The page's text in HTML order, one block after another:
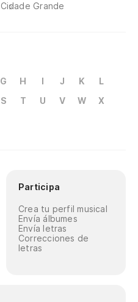
Cidade Grande
G H I J K
L
S T U V W
X
Participa
Crea tu perfil musical
Envía álbumes
Envía letras
Correcciones de
letras